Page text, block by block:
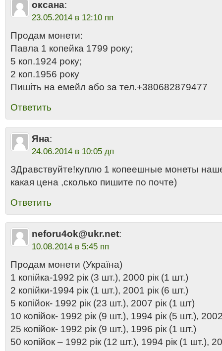
оксана:
23.05.2014 в 12:10 пп
Продам монети:
Павла 1 копейка 1799 року;
5 коп.1924 року;
2 коп.1956 року
Пишіть на емейл або за тел.+380682879477
Ответить
Яна:
24.06.2014 в 10:05 дп
ЗДравствуйте!куплю 1 копеешные монеты
какая цена ,сколько пишите по почте)
Ответить
neforu4ok@ukr.net:
10.08.2014 в 5:45 пп
Продам монети (Україна)
1 копійка-1992 рік (3 шт.), 2000 рік (1 шт.)
2 копійки-1994 рік (1 шт.), 2001 рік (6 шт.)
5 копійок- 1992 рік (23 шт.), 2007 рік (1 шт)
10 копійок- 1992 рік (9 шт.), 1994 рік (5 шт.),
25 копійок- 1992 рік (9 шт.), 1996 рік (1 шт.)
50 копійок – 1992 рік (12 шт.), 1994 рік (1 шт.),